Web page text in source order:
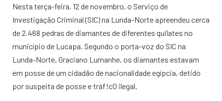
Nesta terça-feira, 12 de novembro, o Serviço de
Investigação Criminal (SIC) na Lunda-Norte apreendeu cerca
de 2.468 pedras de diamantes de diferentes quilates no
município de Lucapa. Segundo o porta-voz do SIC na
Lunda-Norte, Graciano Lumanhe, os diamantes estavam
em posse de um cidadão de nacionalidade egípcia, detido
por suspeita de posse e tráf!c0 ilegal.